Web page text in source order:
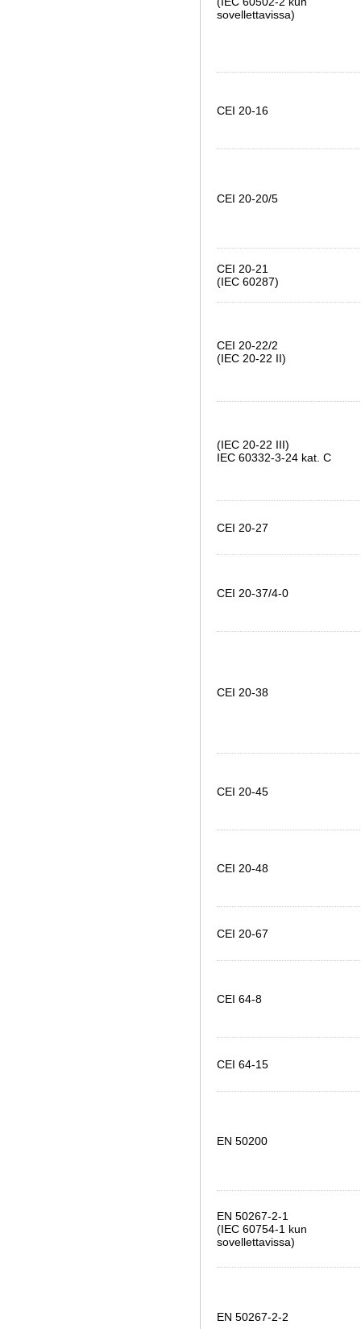
sovellettavissa)
CEI 20-16
CEI 20-20/5
CEI 20-21
(IEC 60287)
CEI 20-22/2
(IEC 20-22 II)
(IEC 20-22 III)
IEC 60332-3-24 kat. C
CEI 20-27
CEI 20-37/4-0
CEI 20-38
CEI 20-45
CEI 20-48
CEI 20-67
CEI 64-8
CEI 64-15
EN 50200
EN 50267-2-1
(IEC 60754-1 kun
sovellettavissa)
EN 50267-2-2